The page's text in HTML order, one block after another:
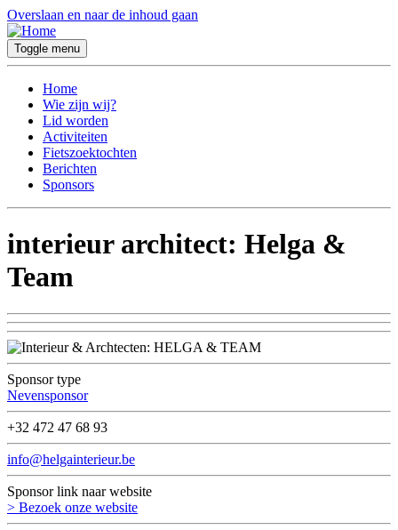
Overslaan en naar de inhoud gaan
Toggle menu
Home
Wie zijn wij?
Lid worden
Activiteiten
Fietszoektochten
Berichten
Sponsors
interieur architect: Helga &
Team
Sponsor type
Nevensponsor
+32 472 47 68 93
info@helgainterieur.be
Sponsor link naar website
> Bezoek onze website